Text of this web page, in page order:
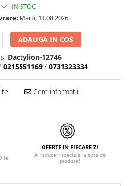
IN STOC
Marti, 11.08.2026
ADAUGA IN COS
Dactylion-12746
0215551169 / 0731323334
Cere informatii
lei
OFERTE IN FIECARE ZI
Ai reduceri speciale la sute de
produse!